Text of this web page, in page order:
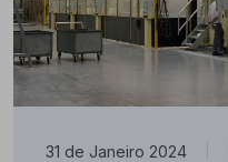
31 de Janeiro 2024